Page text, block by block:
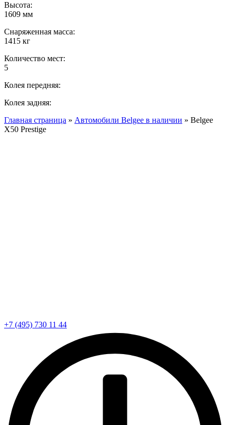
Высота:
1609 мм
Снаряженная масса:
1415 кг
Количество мест:
5
Колея передняя:
Колея задняя:
Главная страница » Автомобили Belgee в наличии » Belgee
X50 Prestige
+7 (495) 730 11 44